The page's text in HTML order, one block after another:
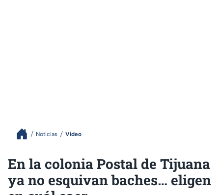
Noticias Video
En la colonia Postal de Tijuana
ya no esquivan baches… eligen